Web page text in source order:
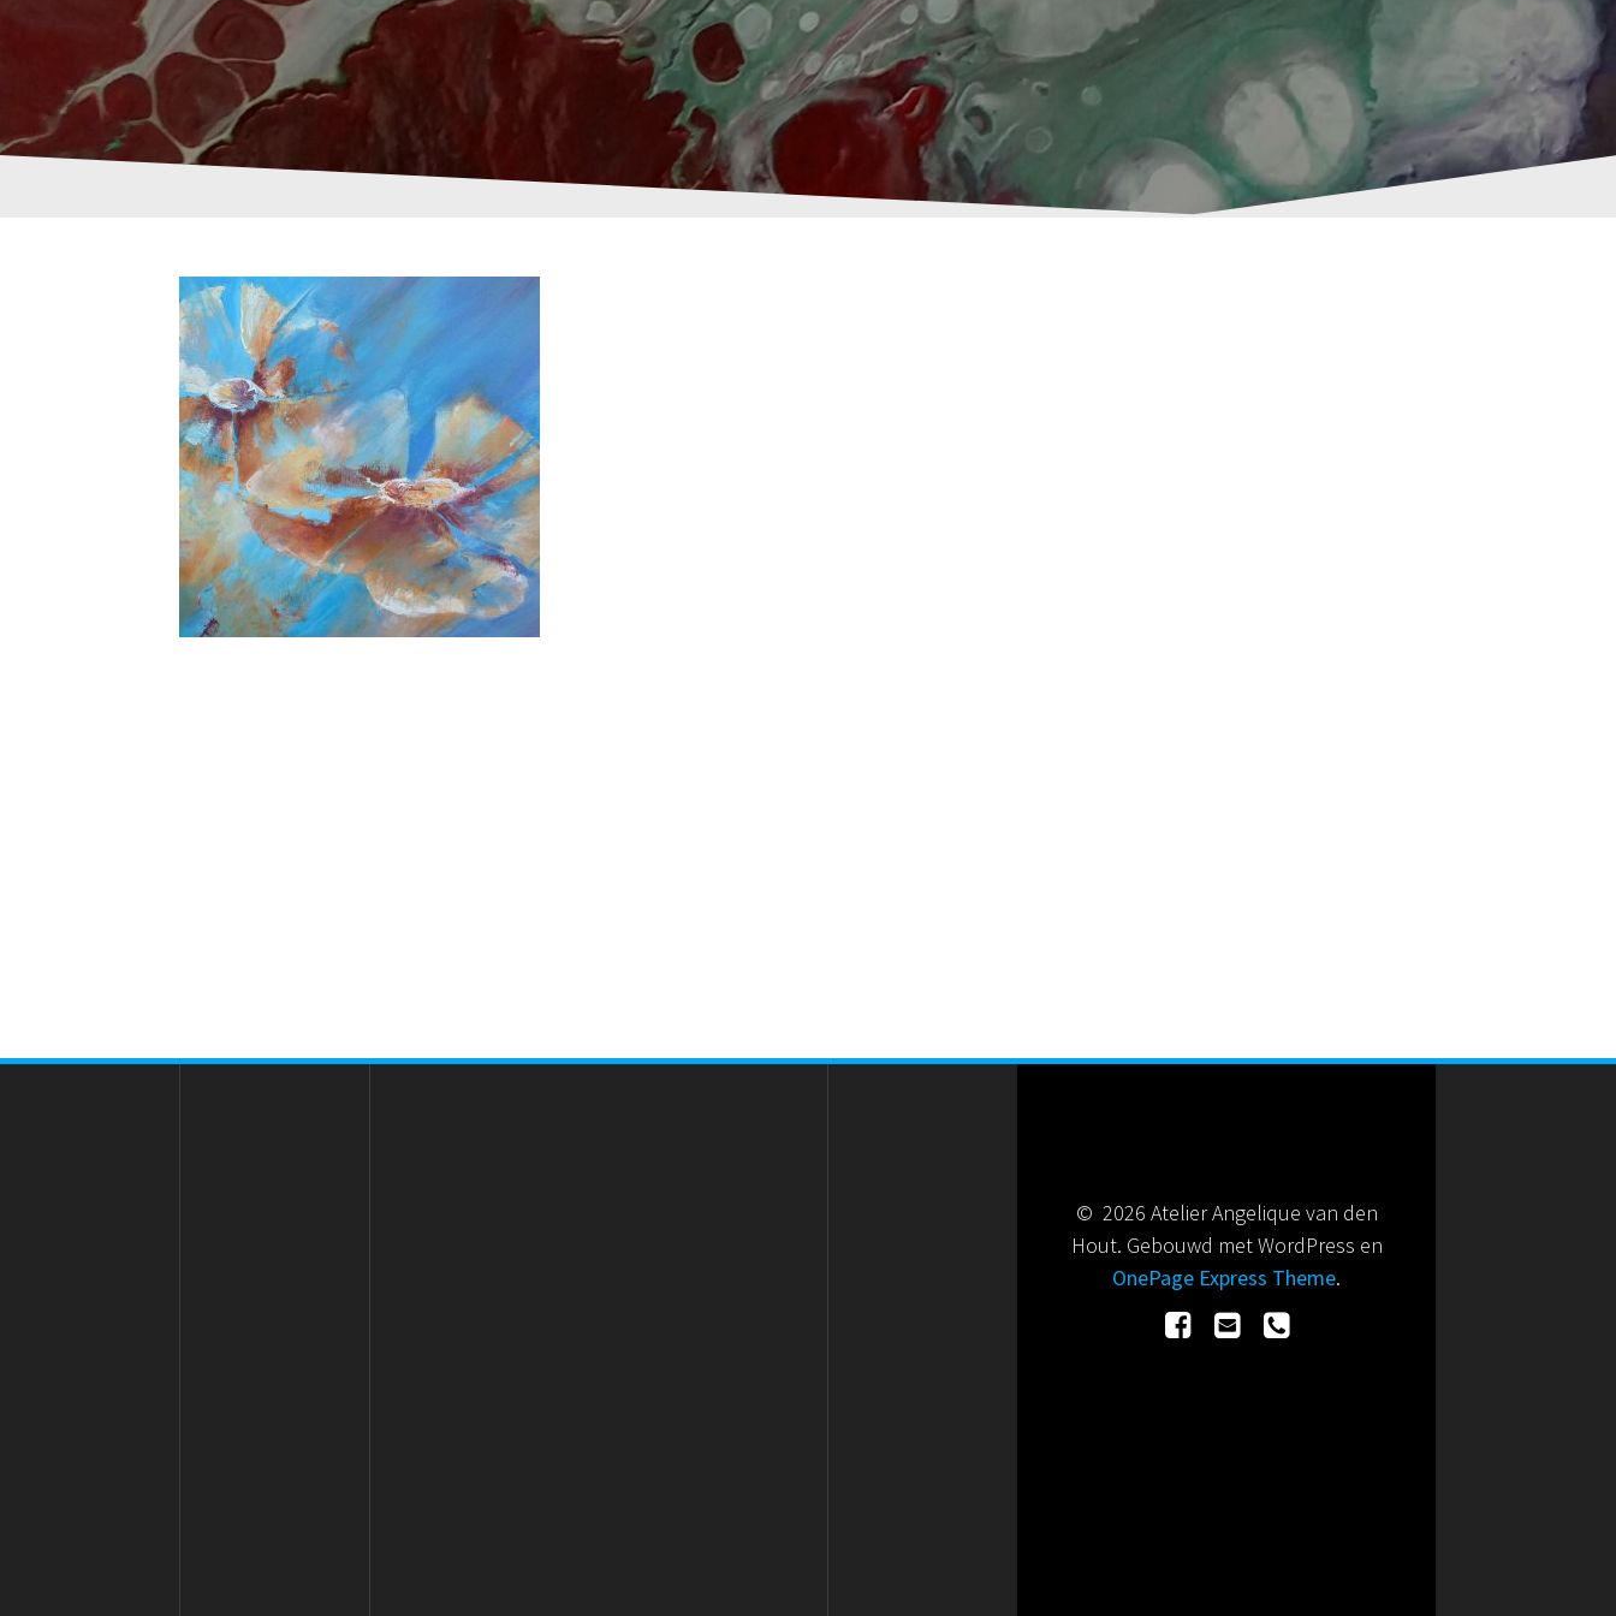
© 2026 Atelier Angelique van den
Hout. Gebouwd met WordPress en
OnePage Express Theme.